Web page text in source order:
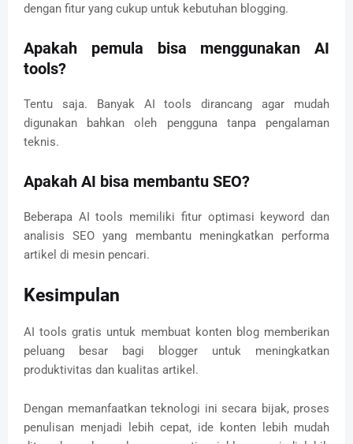
dengan fitur yang cukup untuk kebutuhan blogging.
Apakah pemula bisa menggunakan AI
tools?
Tentu saja. Banyak AI tools dirancang agar mudah
digunakan bahkan oleh pengguna tanpa pengalaman
teknis.
Apakah AI bisa membantu SEO?
Beberapa AI tools memiliki fitur optimasi keyword dan
analisis SEO yang membantu meningkatkan performa
artikel di mesin pencari.
Kesimpulan
AI tools gratis untuk membuat konten blog memberikan
peluang besar bagi blogger untuk meningkatkan
produktivitas dan kualitas artikel.
Dengan memanfaatkan teknologi ini secara bijak, proses
penulisan menjadi lebih cepat, ide konten lebih mudah